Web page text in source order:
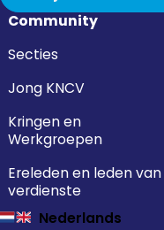
Community
Secties
Jong KNCV
Kringen en
Werkgroepen
Ereleden en leden van
verdienste
Nederlands